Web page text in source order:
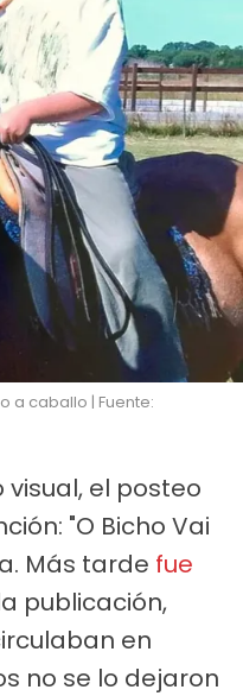
a caballo | Fuente:
el posteo
"O Bicho Vai
Más tarde fue
publicación,
en
no se lo dejaron